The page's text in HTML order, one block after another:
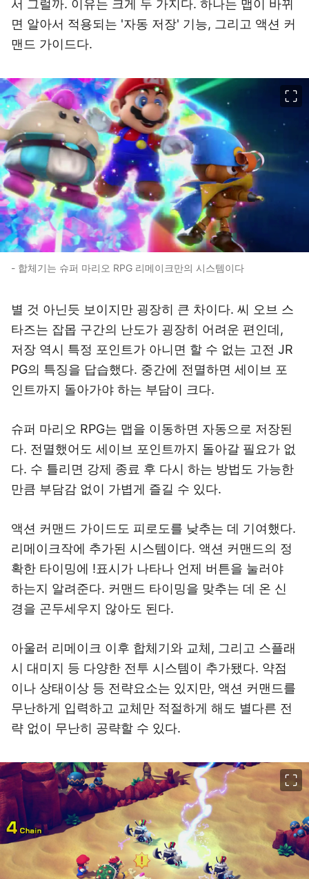
서 그럴까. 이유는 크게 두 가지다. 하나는 맵이 바뀌
면 알아서 적용되는 '자동 저장' 기능, 그리고 액션 커
맨드 가이드다.
- 합체기는 슈퍼 마리오 RPG 리메이크만의 시스템이다
별 것 아닌듯 보이지만 굉장히 큰 차이다. 씨 오브 스
타즈는 잡몹 구간의 난도가 굉장히 어려운 편인데,
저장 역시 특정 포인트가 아니면 할 수 없는 고전 JR
PG의 특징을 답습했다. 중간에 전멸하면 세이브 포
인트까지 돌아가야 하는 부담이 크다.
슈퍼 마리오 RPG는 맵을 이동하면 자동으로 저장된
다. 전멸했어도 세이브 포인트까지 돌아갈 필요가 없
다. 수 틀리면 강제 종료 후 다시 하는 방법도 가능한
만큼 부담감 없이 가볍게 즐길 수 있다.
액션 커맨드 가이드도 피로도를 낮추는 데 기여했다.
리메이크작에 추가된 시스템이다. 액션 커맨드의 정
확한 타이밍에 !표시가 나타나 언제 버튼을 눌러야
하는지 알려준다. 커맨드 타이밍을 맞추는 데 온 신
경을 곤두세우지 않아도 된다.
아울러 리메이크 이후 합체기와 교체, 그리고 스플래
시 대미지 등 다양한 전투 시스템이 추가됐다. 약점
이나 상태이상 등 전략요소는 있지만, 액션 커맨드를
무난하게 입력하고 교체만 적절하게 해도 별다른 전
략 없이 무난히 공략할 수 있다.